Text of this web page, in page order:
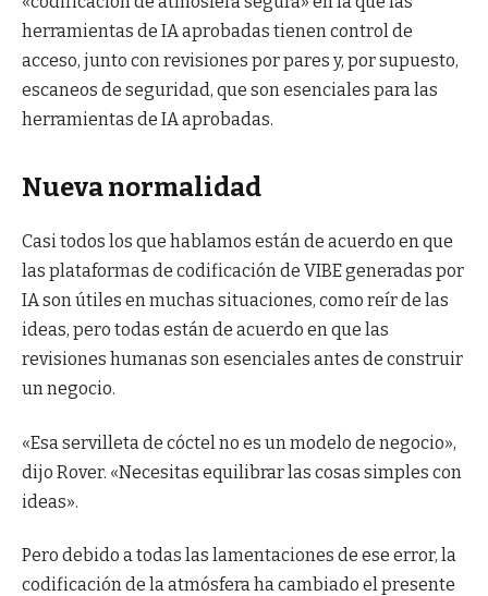
herramientas de IA aprobadas tienen control de
acceso, junto con revisiones por pares y, por supuesto,
escaneos de seguridad, que son esenciales para las
herramientas de IA aprobadas.
Nueva normalidad
Casi todos los que hablamos están de acuerdo en que
las plataformas de codificación de VIBE generadas por
IA son útiles en muchas situaciones, como reír de las
ideas, pero todas están de acuerdo en que las
revisiones humanas son esenciales antes de construir
un negocio.
«Esa servilleta de cóctel no es un modelo de negocio»,
dijo Rover. «Necesitas equilibrar las cosas simples con
ideas».
Pero debido a todas las lamentaciones de ese error, la
codificación de la atmósfera ha cambiado el presente